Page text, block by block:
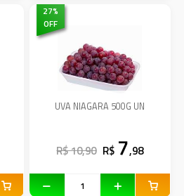
27%
OFF
UVA NIAGARA 500G UN
R$ 10,90 R$ 7,98